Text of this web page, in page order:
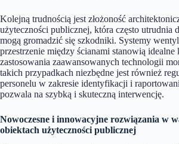
Kolejną trudnością jest złożoność
użyteczności publicznej, która często utrudnia
mogą gromadzić się szkodniki. Systemy
przestrzenie między ścianami stanowią
zastosowania zaawansowanych technologii
takich przypadkach niezbędne jest również
personelu w zakresie identyfikacji i
pozwala na szybką i skuteczną interwencję.
Nowoczesne i innowacyjne rozwiązania w
obiektach użyteczności publicznej